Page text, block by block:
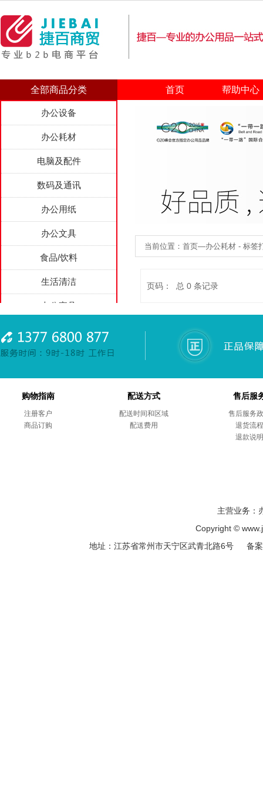
全部商品分类 首页 帮助中心
办公设备
办公耗材
电脑及配件
数码及通讯
办公用纸
办公文具
食品/饮料
生活清洁
办公家具
家用电器
劳防用品
综合项目
商务礼品
售后服务
当前位置：首页—办公耗材 - 标签
页码： 总 0 条记录
购物指南
注册客户
商品订购
配送方式
配送时间和区域
配送费用
售后服
售后服务
退货流程
退款说明
主营业务：
Copyright ©
地址：江苏省常州市天宁区武青北路6号 备